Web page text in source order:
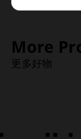
More
更多好物